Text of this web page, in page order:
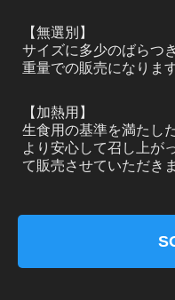
【無選別】
サイズに多少のばらつ
重量での販売になります
【加熱用】
生食用の基準を満たし
より安心して召し上が
て販売させていただき